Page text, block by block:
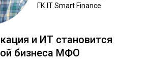
ГК IT Smart Finance
и ИТ ста­новит­ся
биз­не­са МФО